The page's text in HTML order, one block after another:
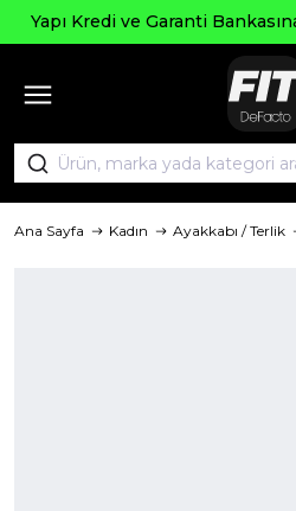
Yapı Kredi ve Garanti
Ana Sayfa Kadın Ayakkabı / Terlik